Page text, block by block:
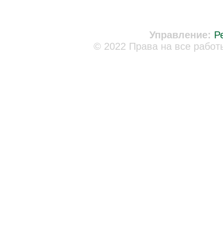
Управление:
© 2022 Права на все